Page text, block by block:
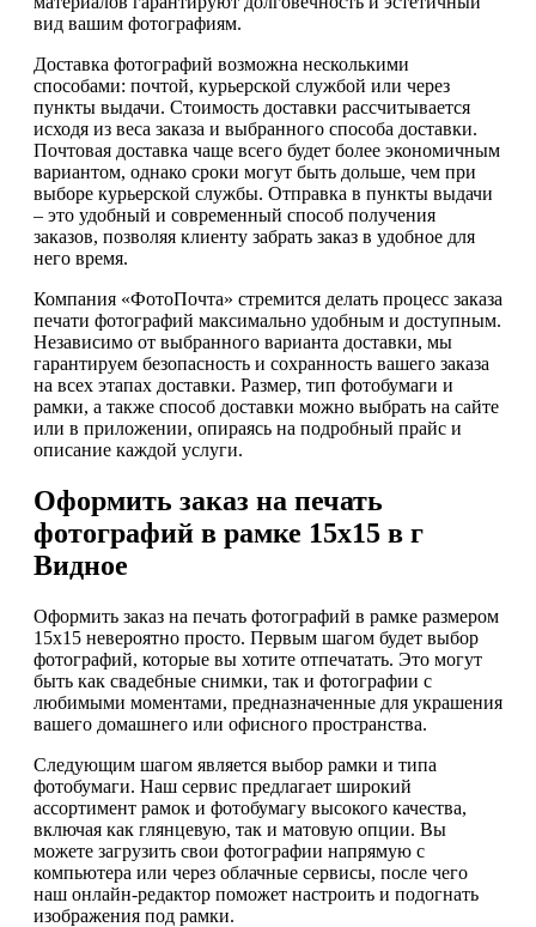
вид вашим фотографиям.
Доставка фотографий возможна несколькими
способами: почтой, курьерской службой или через
пункты выдачи. Стоимость доставки рассчитывается
исходя из веса заказа и выбранного способа доставки.
Почтовая доставка чаще всего будет более экономичным
вариантом, однако сроки могут быть дольше, чем при
выборе курьерской службы. Отправка в пункты выдачи
– это удобный и современный способ получения
заказов, позволяя клиенту забрать заказ в удобное для
него время.
Компания «ФотоПочта» стремится делать процесс заказа
печати фотографий максимально удобным и доступным.
Независимо от выбранного варианта доставки, мы
гарантируем безопасность и сохранность вашего заказа
на всех этапах доставки. Размер, тип фотобумаги и
рамки, а также способ доставки можно выбрать на сайте
или в приложении, опираясь на подробный прайс и
описание каждой услуги.
Оформить заказ на печать
фотографий в рамке 15х15 в г
Видное
Оформить заказ на печать фотографий в рамке размером
15х15 невероятно просто. Первым шагом будет выбор
фотографий, которые вы хотите отпечатать. Это могут
быть как свадебные снимки, так и фотографии с
любимыми моментами, предназначенные для украшения
вашего домашнего или офисного пространства.
Следующим шагом является выбор рамки и типа
фотобумаги. Наш сервис предлагает широкий
ассортимент рамок и фотобумагу высокого качества,
включая как глянцевую, так и матовую опции. Вы
можете загрузить свои фотографии напрямую с
компьютера или через облачные сервисы, после чего
наш онлайн-редактор поможет настроить и подогнать
изображения под рамки.